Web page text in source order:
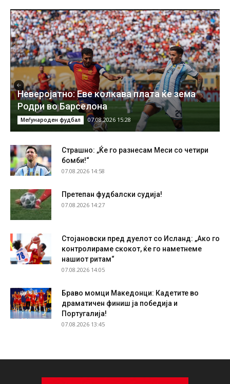
Неверојатно: Еве колкава плата ќе зема
Родри во Барселона
Меѓународен фудбал 07.08.2026 15:28
Страшно: „Ќе го разнесам Меси со четири
бомби!“
07.08.2026 14:58
Претепан фудбалски судија!
07.08.2026 14:27
Стојановски пред дуелот со Исланд: „Ако го
контролираме скокот, ќе го наметнеме
нашиот ритам“
07.08.2026 14:05
Браво момци Македонци: Кадетите во
драматичен финиш ја победија и
Португалија!
07.08.2026 13:45